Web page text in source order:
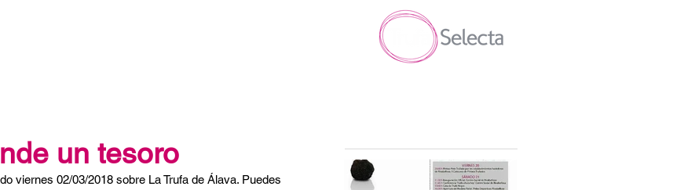
un tesoro
viernes 02/03/2018 sobre La Trufa de Álava. Puedes